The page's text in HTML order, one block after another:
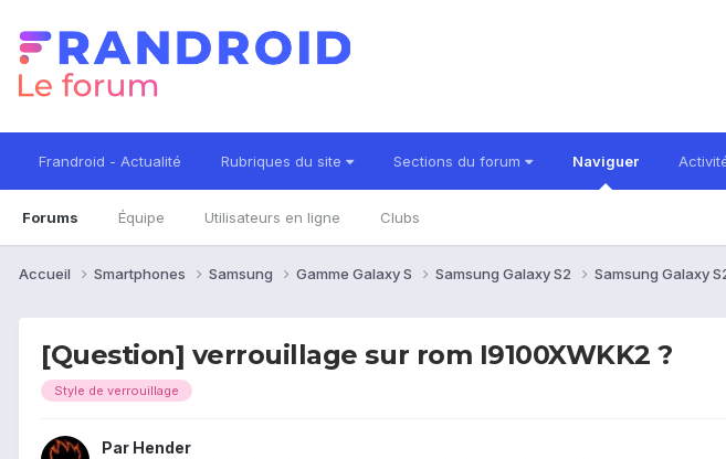
Frandroid - Actualité Rubriques du site Sections du forum Naviguer
Forums Équipe Utilisateurs en ligne Clubs
Accueil Smartphones Samsung Gamme Galaxy S Samsung Galaxy S2 Samsung Galaxy
[Question] verrouillage sur rom I9100XWKK2 ?
Style de verrouillage
Par Hender